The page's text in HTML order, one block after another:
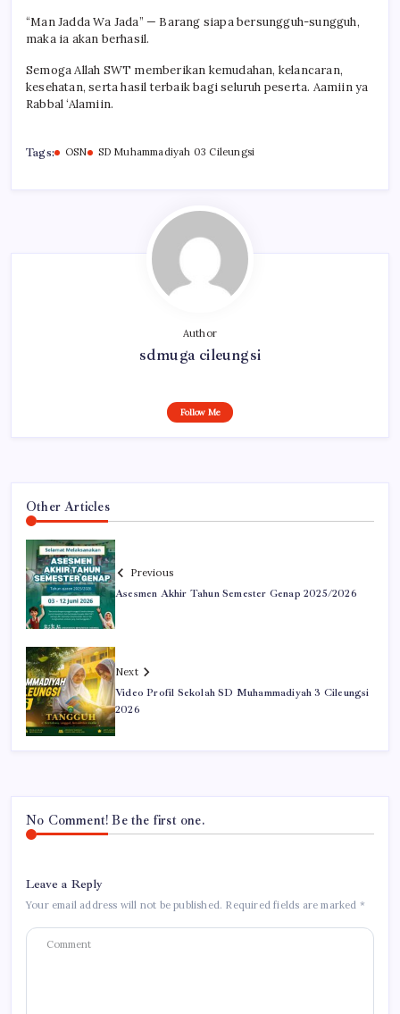
“Man Jadda Wa Jada” — Barang siapa bersungguh-sungguh,
maka ia akan berhasil.
Semoga Allah SWT memberikan kemudahan, kelancaran,
kesehatan, serta hasil terbaik bagi seluruh peserta. Aamiin ya
Rabbal ‘Alamiin.
Tags: OSN SD Muhammadiyah 03 Cileungsi
Author
sdmuga cileungsi
Follow Me
Other Articles
Previous
Asesmen Akhir Tahun Semester Genap 2025/2026
Next
Video Profil Sekolah SD Muhammadiyah 3 Cileungsi
2026
No Comment! Be the first one.
Leave a Reply
Your email address will not be published. Required fields are marked *